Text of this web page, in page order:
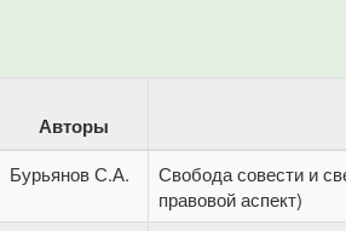
Авторы
Бурьянов С.А.
Свобода совести и
правовой аспект)